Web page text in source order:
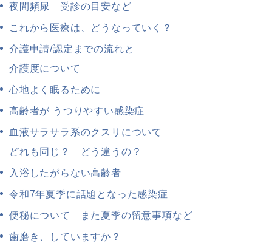
夜間頻尿 受診の目安など
これから医療は、どうなっていく？
介護申請/認定までの流れと
介護度について
心地よく眠るために
高齢者が うつりやすい感染症
血液サラサラ系のクスリについて
どれも同じ？ どう違うの？
入浴したがらない高齢者
令和7年夏季に話題となった感染症
便秘について また夏季の留意事項など
歯磨き、していますか？